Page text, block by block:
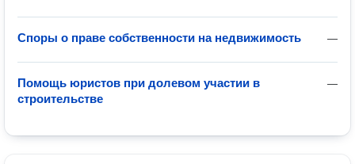
—
Споры о праве собственности на недвижимость
—
Помощь юристов при долевом участии в
строительстве